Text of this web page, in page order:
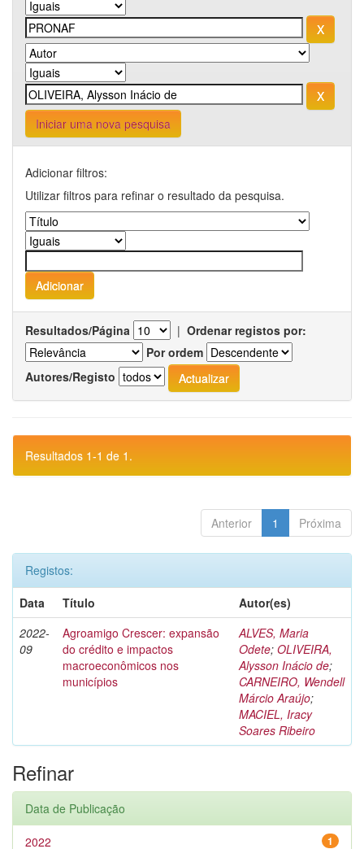
Iniciar uma nova pesquisa
Adicionar filtros:
Utilizar filtros para refinar o resultado da pesquisa.
Resultados/Página | Ordenar registos por:
Por ordem
Autores/Registo
Resultados 1-1 de 1.
Anterior 1 Próxima
Registos:
Data
Título
Autor(es)
2022-
09
Agroamigo Crescer: expansão
do crédito e impactos
macroeconômicos nos
municípios
ALVES, Maria
Odete; OLIVEIRA,
Alysson Inácio de;
CARNEIRO, Wendell
Márcio Araújo;
MACIEL, Iracy
Soares Ribeiro
Refinar
Data de Publicação
1
2022